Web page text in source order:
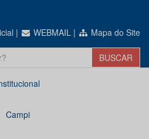
| WEBMAIL | Mapa do Site
Campi